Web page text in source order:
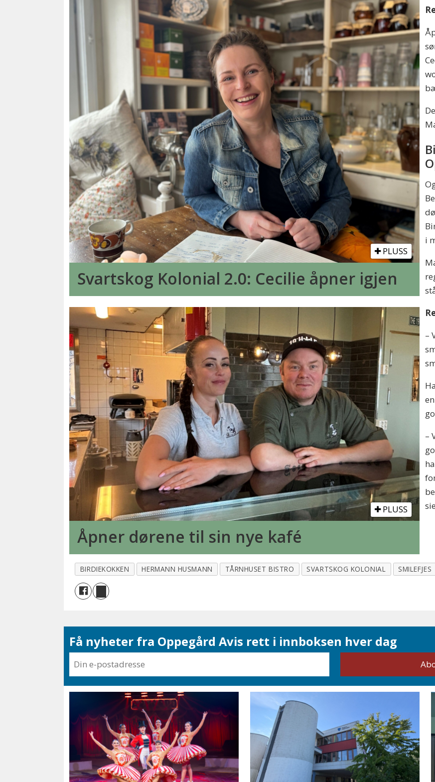
PLUSS
Svartskog Kolonial 2.0: Cecilie åpner igjen
PLUSS
Åpner dørene til sin nye kafé
i
–
–
BIRDIEKOKKEN HERMANN HUSMANN TÅRNHUSET BISTRO SVARTSKOG KOLONIAL SMILEFJES
Få nyheter fra Oppegård Avis rett i innboksen hver dag